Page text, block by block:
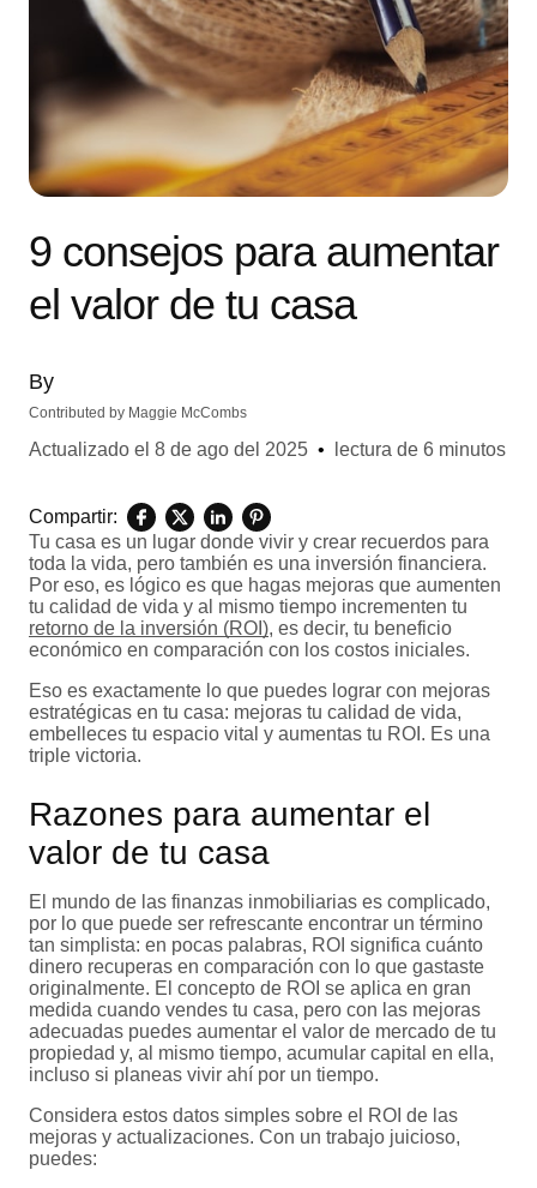
9 consejos para aumentar
el valor de tu casa
By
Contributed by Maggie McCombs
Actualizado el 8 de ago del 2025 • lectura de 6 minutos
Compartir:
Tu casa es un lugar donde vivir y crear recuerdos para
toda la vida, pero también es una inversión financiera.
Por eso, es lógico es que hagas mejoras que aumenten
tu calidad de vida y al mismo tiempo incrementen tu
retorno de la inversión (ROI), es decir, tu beneficio
económico en comparación con los costos iniciales.
Eso es exactamente lo que puedes lograr con mejoras
estratégicas en tu casa: mejoras tu calidad de vida,
embelleces tu espacio vital y aumentas tu ROI. Es una
triple victoria.
Razones para aumentar el
valor de tu casa
El mundo de las finanzas inmobiliarias es complicado,
por lo que puede ser refrescante encontrar un término
tan simplista: en pocas palabras, ROI significa cuánto
dinero recuperas en comparación con lo que gastaste
originalmente. El concepto de ROI se aplica en gran
medida cuando vendes tu casa, pero con las mejoras
adecuadas puedes aumentar el valor de mercado de tu
propiedad y, al mismo tiempo, acumular capital en ella,
incluso si planeas vivir ahí por un tiempo.
Considera estos datos simples sobre el ROI de las
mejoras y actualizaciones. Con un trabajo juicioso,
puedes: